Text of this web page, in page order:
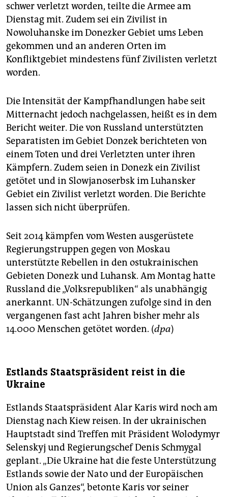
schwer verletzt worden, teilte die Armee am
Dienstag mit. Zudem sei ein Zivilist in
Nowoluhanske im Donezker Gebiet ums Leben
gekommen und an anderen Orten im
Konfliktgebiet mindestens fünf Zivilisten verletzt
worden.
Die Intensität der Kampfhandlungen habe seit
Mitternacht jedoch nachgelassen, heißt es in dem
Bericht weiter. Die von Russland unterstützten
Separatisten im Gebiet Donzek berichteten von
einem Toten und drei Verletzten unter ihren
Kämpfern. Zudem seien in Donezk ein Zivilist
getötet und in Slowjanoserbsk im Luhansker
Gebiet ein Zivilist verletzt worden. Die Berichte
lassen sich nicht überprüfen.
Seit 2014 kämpfen vom Westen ausgerüstete
Regierungstruppen gegen von Moskau
unterstützte Rebellen in den ostukrainischen
Gebieten Donezk und Luhansk. Am Montag hatte
Russland die „Volksrepubliken“ als unabhängig
anerkannt. UN-Schätzungen zufolge sind in den
vergangenen fast acht Jahren bisher mehr als
14.000 Menschen getötet worden. (dpa)
Estlands Staatspräsident reist in die
Ukraine
Estlands Staatspräsident Alar Karis wird noch am
Dienstag nach Kiew reisen. In der ukrainischen
Hauptstadt sind Treffen mit Präsident Wolodymyr
Selenskyj und Regierungschef Denis Schmygal
geplant. „Die Ukraine hat die feste Unterstützung
Estlands sowie der Nato und der Europäischen
Union als Ganzes“, betonte Karis vor seiner